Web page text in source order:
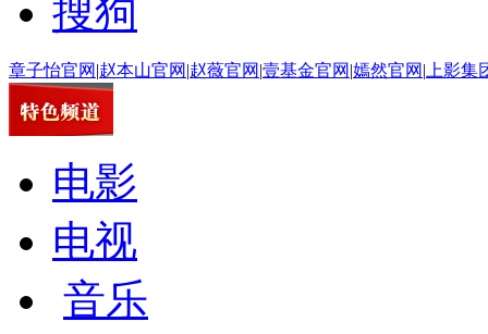
搜狗
章子怡官网 |赵本山官网 |赵薇官网 |壹基金官网 |嫣然官网 | 上影集
电影
电视
音乐